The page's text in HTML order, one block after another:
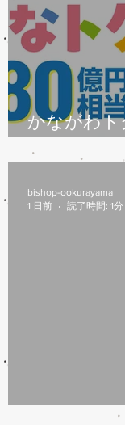
かながわト
ン始まりま
8/6(木)本日
bishop-ookurayama
1 日前
読了時間: 1分